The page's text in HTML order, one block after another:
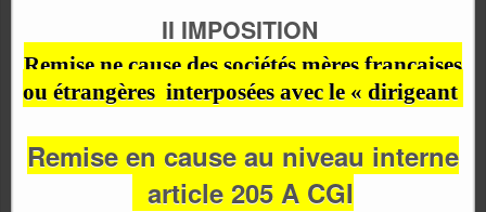
II IMPOSITION
Remise ne cause des sociétés mères francaises
ou étrangères interposées avec le « dirigeant
Remise en cause au niveau interne
article 205 A CGI